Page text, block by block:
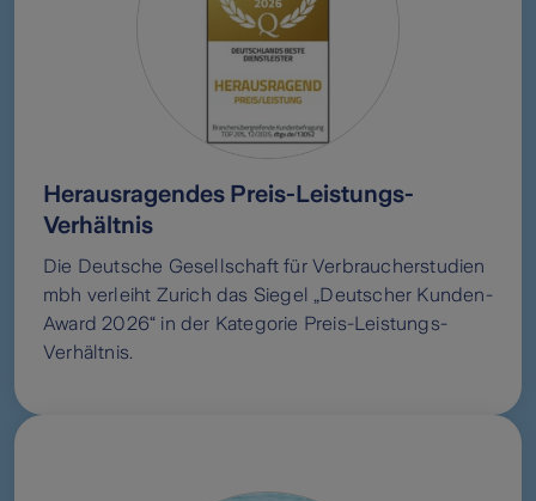
Herausragendes Preis-Leistungs-
Verhältnis
Die Deutsche Gesellschaft für Verbraucherstudien
mbh verleiht Zurich das Siegel „Deutscher Kunden-
Award 2026“ in der Kategorie Preis-Leistungs-
Verhältnis.